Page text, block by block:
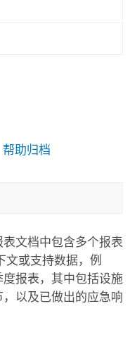
帮助归档
文档中包含多个报表
文或支持数据，例
报表，其中包括设施
以及已做出的应急响